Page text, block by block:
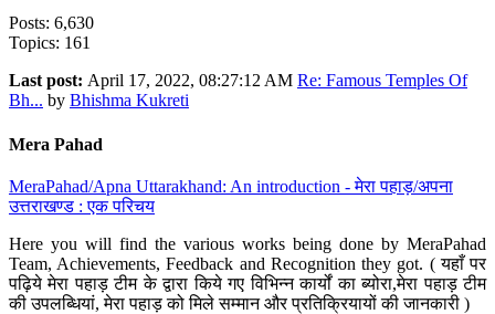
Posts: 6,630
Topics: 161
Last post: April 17, 2022, 08:27:12 AM Re: Famous Temples Of
Bh... by Bhishma Kukreti
Mera Pahad
MeraPahad/Apna Uttarakhand: An introduction - मेरा पहाड़/अपना
उत्तराखण्ड : एक परिचय
Here you will find the various works being done by MeraPahad
Team, Achievements, Feedback and Recognition they got. ( यहाँ पर
पढ़िये मेरा पहाड़ टीम के द्वारा किये गए विभिन्न कार्यों का ब्योरा,मेरा पहाड़ टीम
की उपलब्धियां, मेरा पहाड़ को मिले सम्मान और प्रतिक्रियायों की जानकारी )